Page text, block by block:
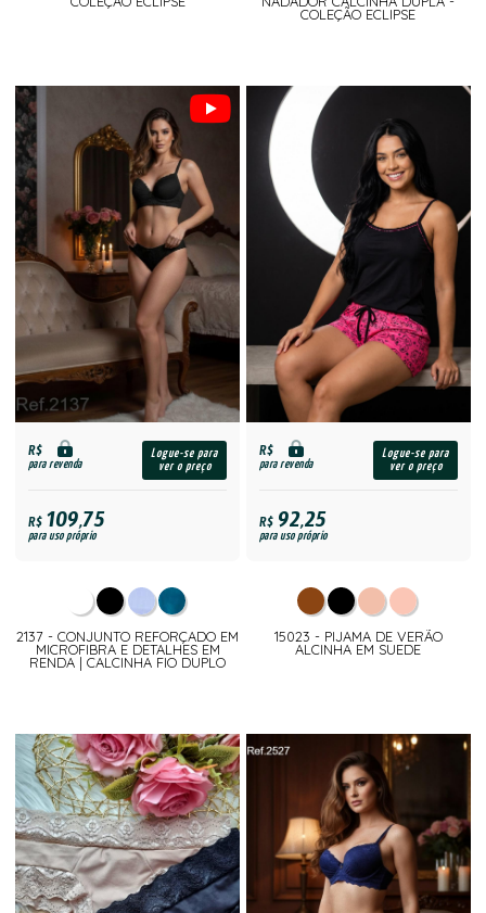
COLEÇÃO ECLIPSE
R$
para revenda
Logue-se para
ver o preço
R$109,75
para uso próprio
2137 - CONJUNTO REFORÇADO EM
MICROFIBRA E DETALHES EM
RENDA | CALCINHA FIO DUPLO
R$
para revenda
Logue-se para
ver o preço
R$92,25
para uso próprio
15023 - PIJAMA DE VERÃO
ALCINHA EM SUEDE